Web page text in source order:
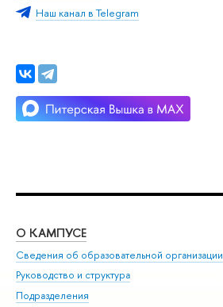
Наш канал в Telegram
О КАМПУСЕ
Сведения об образовательной организации
Руководство и структура
Подразделения